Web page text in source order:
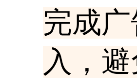
完成
入，